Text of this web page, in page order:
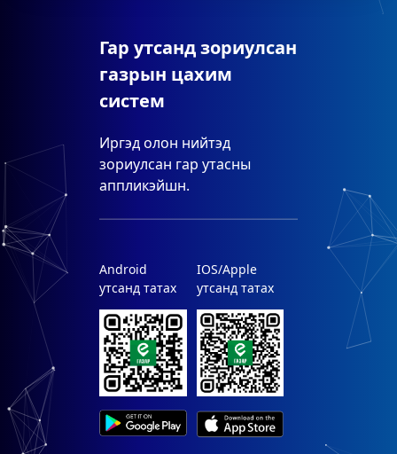
Гар утсанд зориулсан
газрын цахим
систем
Иргэд олон нийтэд
зориулсан гар утасны
аппликэйшн.
Android
утсанд татах
IOS/Apple
утсанд татах